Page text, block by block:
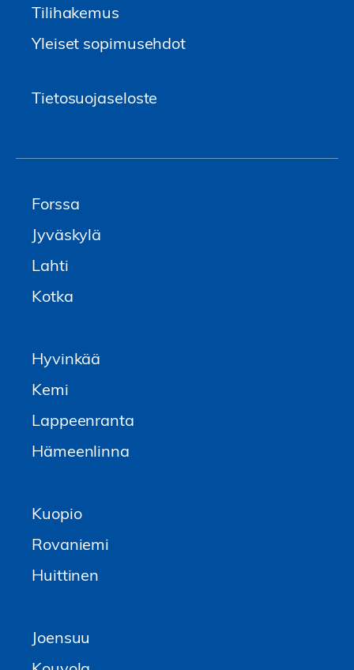
Tilihakemus
Yleiset sopimusehdot
Tietosuojaseloste
Forssa
Jyväskylä
Lahti
Kotka
Hyvinkää
Kemi
Lappeenranta
Hämeenlinna
Kuopio
Rovaniemi
Huittinen
Joensuu